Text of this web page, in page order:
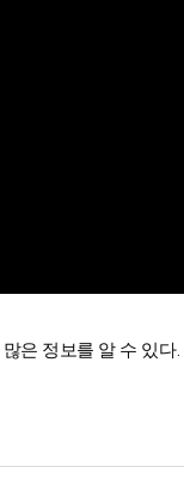
은 정보를 알 수 있다.